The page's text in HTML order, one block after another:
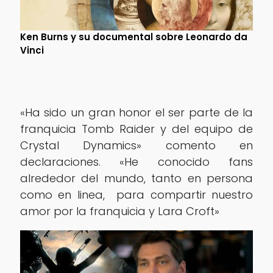
Ken Burns y su documental sobre Leonardo da
Vinci
«Ha sido un gran honor el ser parte de la
franquicia Tomb Raider y del equipo de
Crystal Dynamics» comento en
declaraciones. «He conocido fans
alrededor del mundo, tanto en persona
como en linea, para compartir nuestro
amor por la franquicia y Lara Croft»